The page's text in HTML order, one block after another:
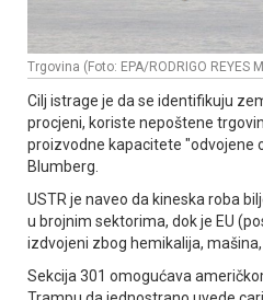
Trgovina (Foto: EPA/RODRIGO REYES
Cilj istrage je da se identifikuju
procjeni, koriste nepoštene
proizvodne kapacitete "odvojene
Blumberg.
USTR je naveo da kineska roba
u brojnim sektorima, dok je EU
izdvojeni zbog hemikalija,
Sekcija 301 omogućava